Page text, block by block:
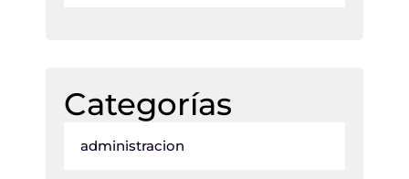
Categorías
administracion